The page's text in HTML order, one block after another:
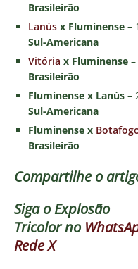
Brasileirão
Lanús x Fluminense –
Sul-Americana
Vitória x Fluminense –
Brasileirão
Fluminense x Lanús –
Sul-Americana
Fluminense x
Brasileirão
Compartilhe o
Siga oExplosão
Tricolorno
Rede X